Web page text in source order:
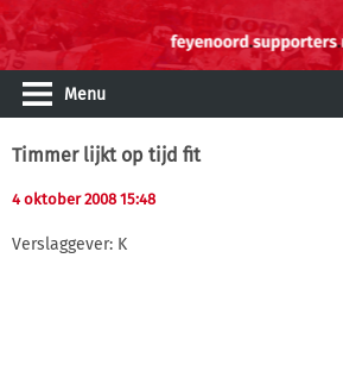
Menu
Timmer lijkt op tijd fit
4 oktober 2008 15:48
Verslaggever: K